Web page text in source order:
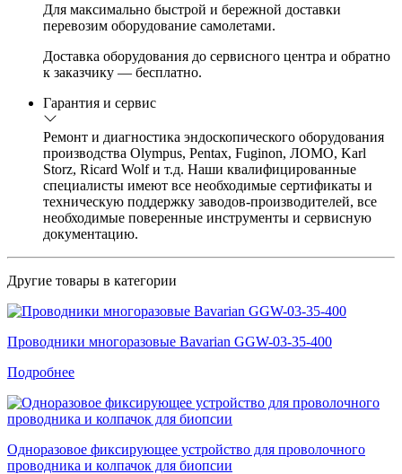
Для максимально быстрой и бережной доставки
перевозим оборудование самолетами.
Доставка оборудования до сервисного центра и обратно
к заказчику — бесплатно.
Гарантия и сервис
Ремонт и диагностика эндоскопического оборудования
производства Olympus, Pentax, Fuginon, ЛОМО, Karl
Storz, Ricard Wolf и т.д. Наши квалифицированные
специалисты имеют все необходимые сертификаты и
техническую поддержку заводов-производителей, все
необходимые поверенные инструменты и сервисную
документацию.
Другие товары в категории
Проводники многоразовые Bavarian GGW-03-35-400
Подробнее
Одноразовое фиксирующее устройство для проволочного
проводника и колпачок для биопсии